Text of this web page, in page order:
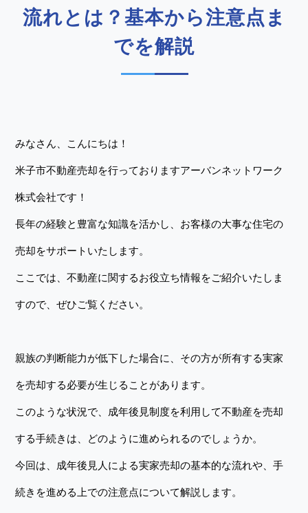
流れとは？基本から注意点ま
でを解説
みなさん、こんにちは！
米子市不動産売却を行っておりますアーバンネットワーク
株式会社です！
長年の経験と豊富な知識を活かし、お客様の大事な住宅の
売却をサポートいたします。
ここでは、不動産に関するお役立ち情報をご紹介いたしま
すので、ぜひご覧ください。
親族の判断能力が低下した場合に、その方が所有する実家
を売却する必要が生じることがあります。
このような状況で、成年後見制度を利用して不動産を売却
する手続きは、どのように進められるのでしょうか。
今回は、成年後見人による実家売却の基本的な流れや、手
続きを進める上での注意点について解説します。